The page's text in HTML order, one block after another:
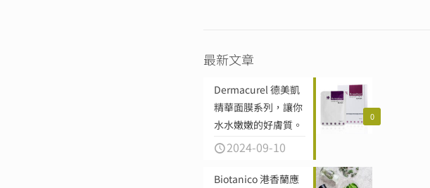
最新文章
0
Dermacurel 德美凱
精華面膜系列，讓你
水水嫩嫩的好膚質。
2024-09-10
Biotanico 港香蘭應